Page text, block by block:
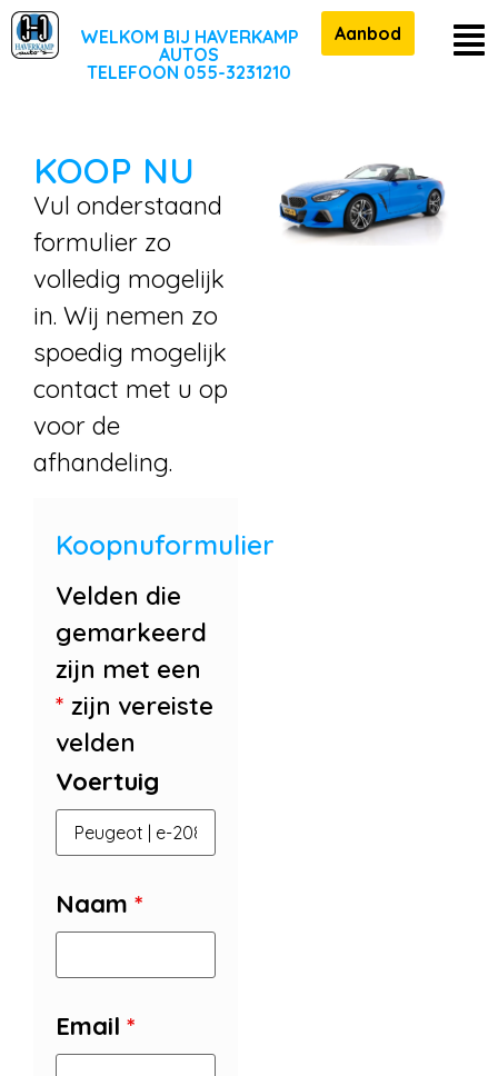
WELKOM BIJ HAVERKAMP
AUTOS
TELEFOON 055-3231210
Aanbod
KOOP NU
Vul onderstaand
formulier zo
volledig mogelijk
in. Wij nemen zo
spoedig mogelijk
contact met u op
voor de
afhandeling.
Koopnuformulier
Velden die
gemarkeerd
zijn met een
* zijn vereiste
velden
Voertuig
Naam *
Email *